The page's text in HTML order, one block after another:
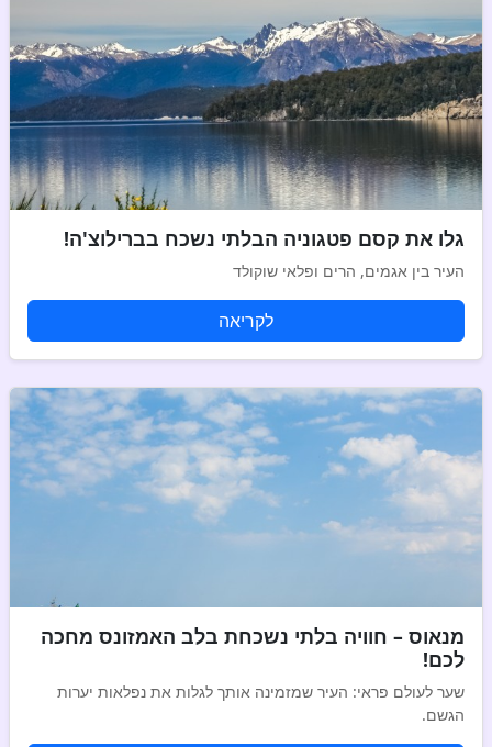
גלו את קסם פטגוניה הבלתי נשכח בברילוצ'ה!
העיר בין אגמים, הרים ופלאי שוקולד
לקריאה
מנאוס – חוויה בלתי נשכחת בלב האמזונס מחכה
לכם!
שער לעולם פראי: העיר שמזמינה אותך לגלות את נפלאות יערות
הגשם.